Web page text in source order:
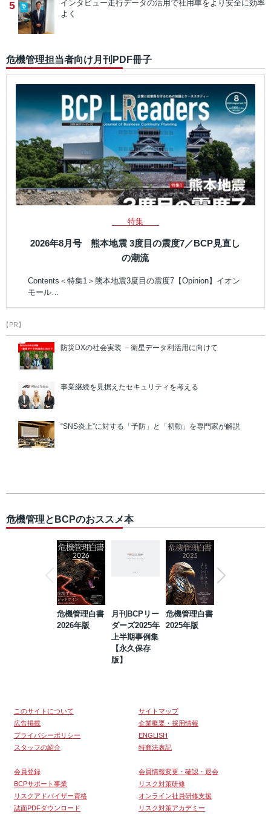
5 インタビュー走行データの活用で社用車をより安全に効率
よく
危機管理担当者向け月刊PDF冊子
特集
2026年8月号 熊本地震 3度目の震度7／BCP見直し
の潮流
Contents＜特集1＞熊本地震3度目の震度7【Opinion】イオン
モール…
【PR】
防災DXの社会実装 －衛星データ利活用に向けて
事業継続を見据えたセキュリティを考える
“SNS炎上”に対する「予防」と「初動」を専門家が解説
危機管理とBCPのおススメ本
危機管理白書
2026年版
月刊BCPリー
ダーズ2025年
上半期事例集
【永久保存
版】
危機管理白書
2025年版
このサイトについて
サイトマップ
広告掲載
企業概要・採用情報
プライバシーポリシー
ENGLISH
スタッフの紹介
特商法表記
会員登録
会員情報変更・確認・退会
BCPサポート事業
リスク対策研修
リスクアドバイザー資格
オンライン社員研修支援
誌面PDFダウンロード
リスク対策アカデミー